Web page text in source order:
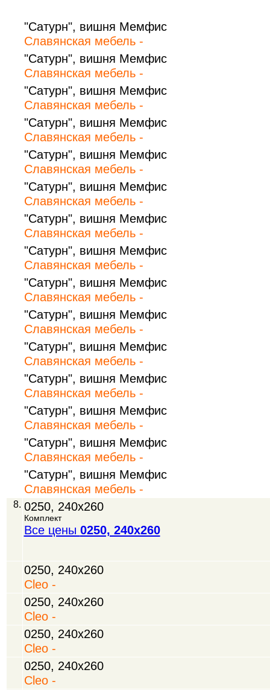
"Сатурн", вишня Мемфис
Славянская мебель -
"Сатурн", вишня Мемфис
Славянская мебель -
"Сатурн", вишня Мемфис
Славянская мебель -
"Сатурн", вишня Мемфис
Славянская мебель -
"Сатурн", вишня Мемфис
Славянская мебель -
"Сатурн", вишня Мемфис
Славянская мебель -
"Сатурн", вишня Мемфис
Славянская мебель -
"Сатурн", вишня Мемфис
Славянская мебель -
"Сатурн", вишня Мемфис
Славянская мебель -
"Сатурн", вишня Мемфис
Славянская мебель -
"Сатурн", вишня Мемфис
Славянская мебель -
"Сатурн", вишня Мемфис
Славянская мебель -
"Сатурн", вишня Мемфис
Славянская мебель -
"Сатурн", вишня Мемфис
Славянская мебель -
"Сатурн", вишня Мемфис
Славянская мебель -
8. 0250, 240х260
Комплект
Все цены 0250, 240х260
0250, 240х260
Cleo -
0250, 240х260
Cleo -
0250, 240х260
Cleo -
0250, 240х260
Cleo -